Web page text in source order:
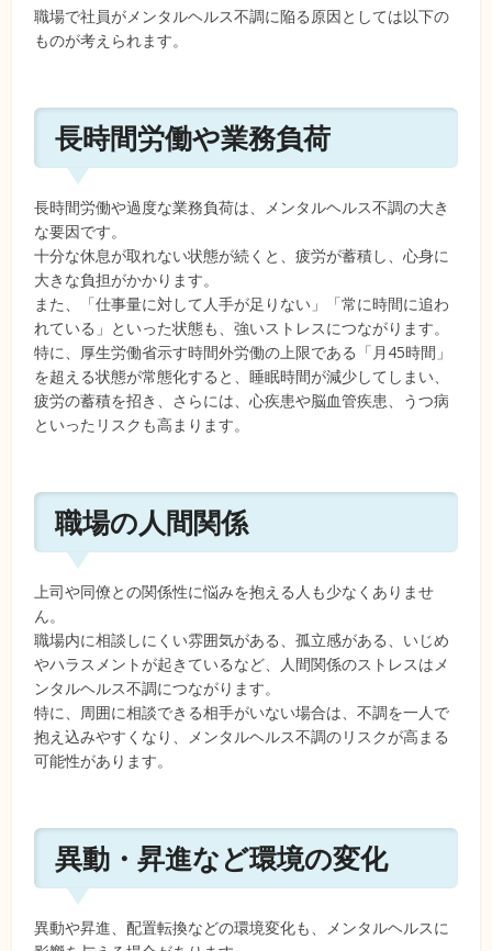
職場で社員がメンタルヘルス不調に陥る原因としては以下の
ものが考えられます。
長時間労働や業務負荷
長時間労働や過度な業務負荷は、メンタルヘルス不調の大き
な要因です。
十分な休息が取れない状態が続くと、疲労が蓄積し、心身に
大きな負担がかかります。
また、「仕事量に対して人手が足りない」「常に時間に追わ
れている」といった状態も、強いストレスにつながります。
特に、厚生労働省示す時間外労働の上限である「月45時間」
を超える状態が常態化すると、睡眠時間が減少してしまい、
疲労の蓄積を招き、さらには、心疾患や脳血管疾患、うつ病
といったリスクも高まります。
職場の人間関係
上司や同僚との関係性に悩みを抱える人も少なくありませ
ん。
職場内に相談しにくい雰囲気がある、孤立感がある、いじめ
やハラスメントが起きているなど、人間関係のストレスはメ
ンタルヘルス不調につながります。
特に、周囲に相談できる相手がいない場合は、不調を一人で
抱え込みやすくなり、メンタルヘルス不調のリスクが高まる
可能性があります。
異動・昇進など環境の変化
異動や昇進、配置転換などの環境変化も、メンタルヘルスに